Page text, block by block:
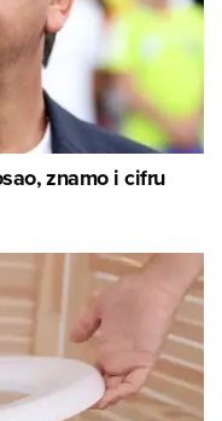
znamo i cifru